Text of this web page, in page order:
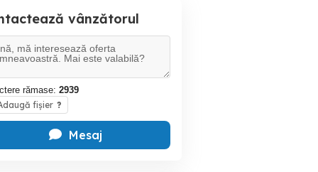
vânzătorul
rămase: 2939
fișier ?
Mesaj